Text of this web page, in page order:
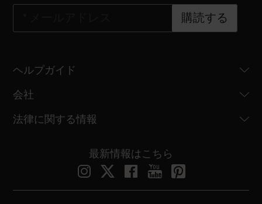
購読する
ヘルプガイド
会社
法律に関する情報
最新情報はこちら